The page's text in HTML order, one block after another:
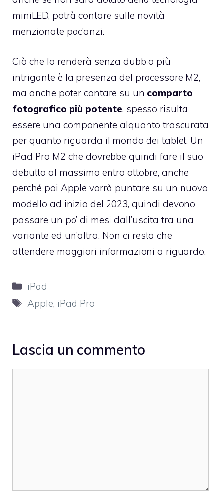
miniLED, potrà contare sulle novità
menzionate poc’anzi.
Ciò che lo renderà senza dubbio più
intrigante è la presenza del processore M2,
ma anche poter contare su un comparto
fotografico più potente, spesso risulta
essere una componente alquanto trascurata
per quanto riguarda il mondo dei tablet. Un
iPad Pro M2 che dovrebbe quindi fare il suo
debutto al massimo entro ottobre, anche
perché poi Apple vorrà puntare su un nuovo
modello ad inizio del 2023, quindi devono
passare un po’ di mesi dall’uscita tra una
variante ed un’altra. Non ci resta che
attendere maggiori informazioni a riguardo.
Categorie
iPad
Tag
Apple, iPad Pro
Lascia un commento